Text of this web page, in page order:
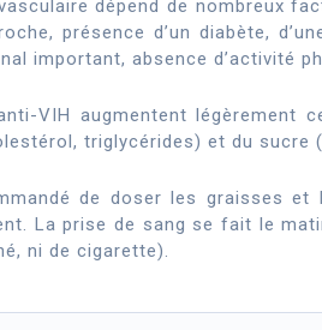
dépend de nombreux
présence d’un diabète,
important, absence d’activité
VIH augmentent légèrement
triglycérides) et du sucre
de doser les graisses
La prise de sang se fait le
ni de cigarette).